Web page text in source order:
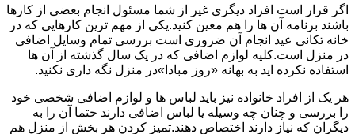
اگر قرار است افراد دیگری غیر از شما مسئول انجام بعضی از کارها
باشند برنامه آن ها را هم معین کنید.یکی از مهم ترین کارهایی که در
خانه تکانی عید انجام آن ضروری است بررسی تمام وسایل اضافی
در منزل است.کلیه لوازم اضافی که در یک سال گذشته از آن ها
استفاده نکرده اید به بهانه «روز مبادا»در منزل نگه داری نکنید.
هر یک از افراد خانواده نیز باید لباس ها و لوازم اضافی شخصی خود
را بررسی و چنان چه وسیله یا لباس اضافی دارند حتما آن را به
دیگران که نیاز دارند اختصاص دهند.تمیز کردن هر بخش از منزل هم